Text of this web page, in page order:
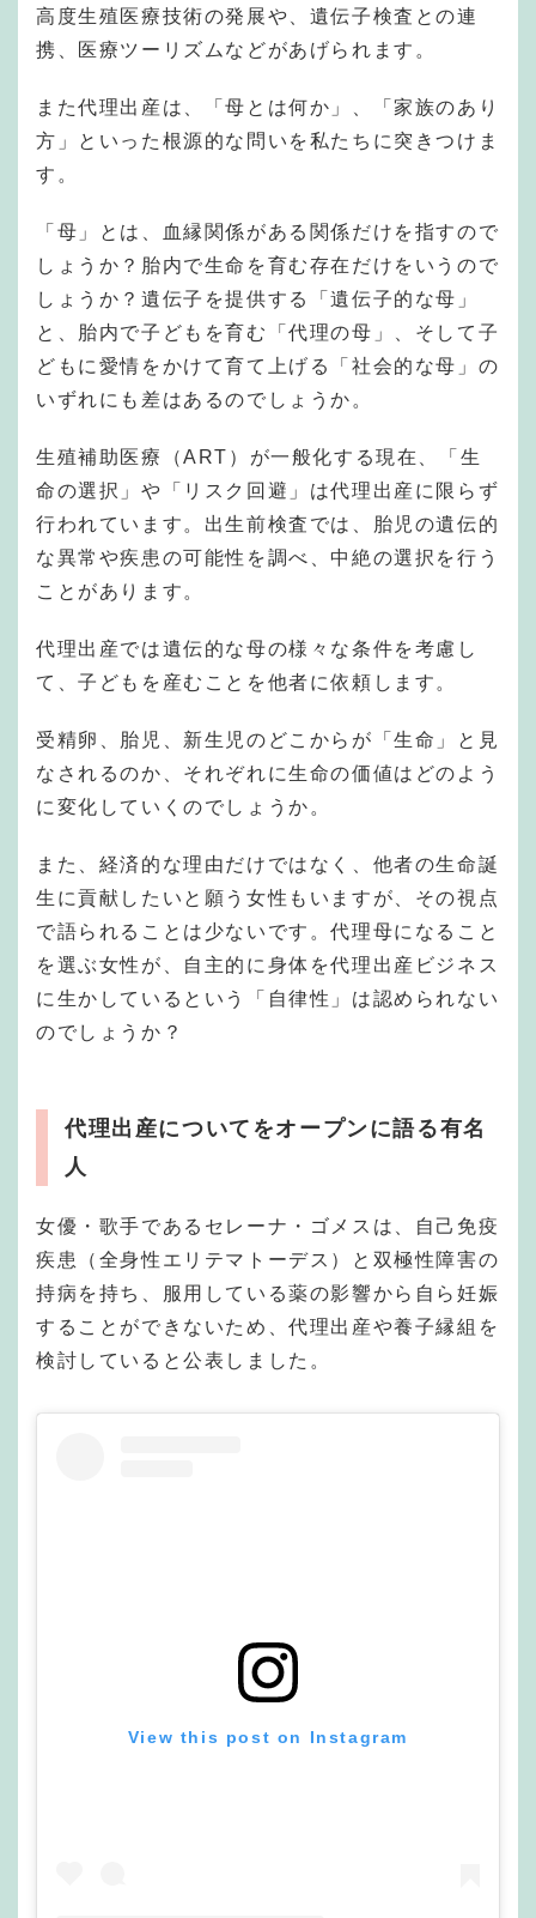
高度生殖医療技術の発展や、遺伝子検査との連
携、医療ツーリズムなどがあげられます。
また代理出産は、「母とは何か」、「家族のあり
方」といった根源的な問いを私たちに突きつけま
す。
「母」とは、血縁関係がある関係だけを指すので
しょうか？胎内で生命を育む存在だけをいうので
しょうか？遺伝子を提供する「遺伝子的な母」
と、胎内で子どもを育む「代理の母」、そして子
どもに愛情をかけて育て上げる「社会的な母」の
いずれにも差はあるのでしょうか。
生殖補助医療（ART）が一般化する現在、「生
命の選択」や「リスク回避」は代理出産に限らず
行われています。出生前検査では、胎児の遺伝的
な異常や疾患の可能性を調べ、中絶の選択を行う
ことがあります。
代理出産では遺伝的な母の様々な条件を考慮し
て、子どもを産むことを他者に依頼します。
受精卵、胎児、新生児のどこからが「生命」と見
なされるのか、それぞれに生命の価値はどのよう
に変化していくのでしょうか。
また、経済的な理由だけではなく、他者の生命誕
生に貢献したいと願う女性もいますが、その視点
で語られることは少ないです。代理母になること
を選ぶ女性が、自主的に身体を代理出産ビジネス
に生かしているという「自律性」は認められない
のでしょうか？
代理出産についてをオープンに語る有名
人
女優・歌手であるセレーナ・ゴメスは、自己免疫
疾患（全身性エリテマトーデス）と双極性障害の
持病を持ち、服用している薬の影響から自ら妊娠
することができないため、代理出産や養子縁組を
検討していると公表しました。
View this post on Instagram